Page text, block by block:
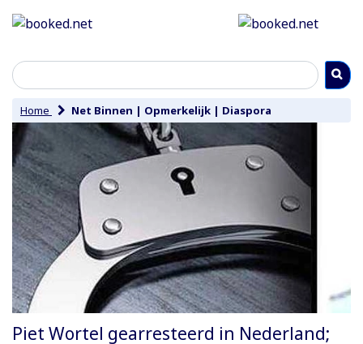
Home Net Binnen | Opmerkelijk | Diaspora
Piet Wortel gearresteerd in Nederland;